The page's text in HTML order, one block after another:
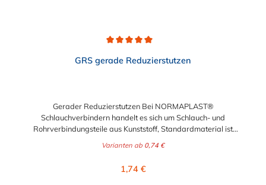
GRS gerade Reduzierstutzen
Gerader Reduzierstutzen Bei NORMAPLAST®
Schlauchverbindern handelt es sich um Schlauch- und
Rohrverbindungsteile aus Kunststoff, Standardmaterial ist
Leitungen sicher, zuverlässig und preiswert miteinander
Transportleitungen von Wasser, Luft, Öl oder Kraftstoff.
Varianten ab 0,74 €
Regulärer Preis:
1,74 €